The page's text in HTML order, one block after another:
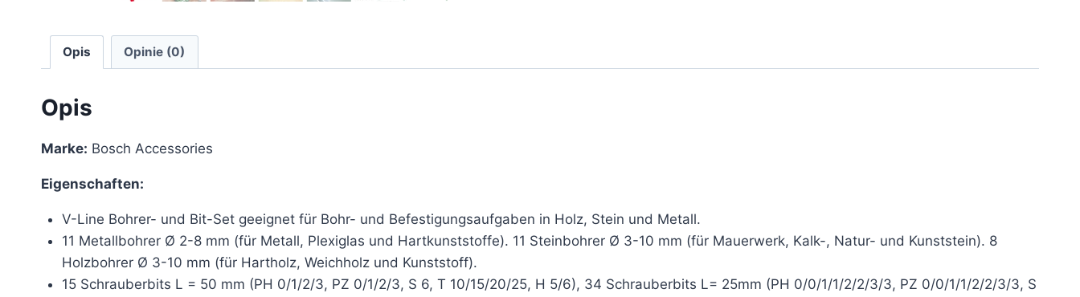
Opis Opinie (0)
Opis
Marke: Bosch Accessories
Eigenschaften:
V-Line Bohrer- und Bit-Set geeignet für Bohr- und Befestigungsaufgaben in Holz, Stein und Metall.
11 Metallbohrer Ø 2-8 mm (für Metall, Plexiglas und Hartkunststoffe). 11 Steinbohrer Ø 3-10 mm (für Mauerwerk, Kalk-, Natur- und Kunststein). 8
Holzbohrer Ø 3-10 mm (für Hartholz, Weichholz und Kunststoff).
15 Schrauberbits L = 50 mm (PH 0/1/2/3, PZ 0/1/2/3, S 6, T 10/15/20/25, H 5/6), 34 Schrauberbits L= 25mm (PH 0/0/1/1/2/2/3/3, PZ 0/0/1/1/2/2/3/3, S